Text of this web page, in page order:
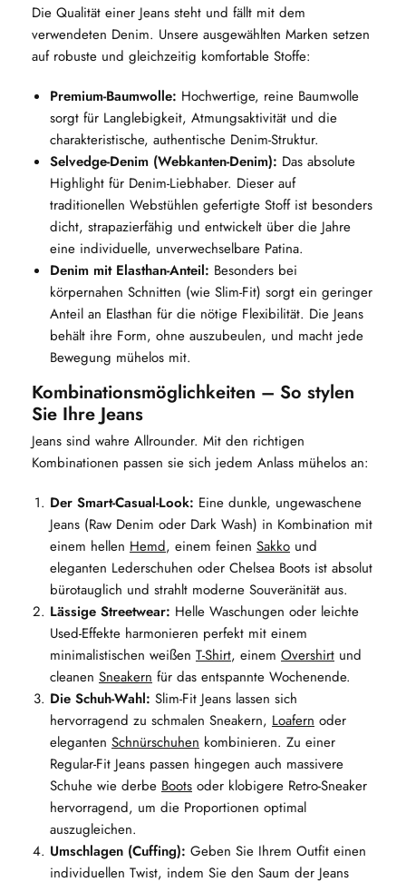
Die Qualität einer Jeans steht und fällt mit dem
verwendeten Denim. Unsere ausgewählten Marken setzen
auf robuste und gleichzeitig komfortable Stoffe:
Premium-Baumwolle: Hochwertige, reine Baumwolle
sorgt für Langlebigkeit, Atmungsaktivität und die
charakteristische, authentische Denim-Struktur.
Selvedge-Denim (Webkanten-Denim): Das absolute
Highlight für Denim-Liebhaber. Dieser auf
traditionellen Webstühlen gefertigte Stoff ist besonders
dicht, strapazierfähig und entwickelt über die Jahre
eine individuelle, unverwechselbare Patina.
Denim mit Elasthan-Anteil: Besonders bei
körpernahen Schnitten (wie Slim-Fit) sorgt ein geringer
Anteil an Elasthan für die nötige Flexibilität. Die Jeans
behält ihre Form, ohne auszubeulen, und macht jede
Bewegung mühelos mit.
Kombinationsmöglichkeiten – So stylen
Sie Ihre Jeans
Jeans sind wahre Allrounder. Mit den richtigen
Kombinationen passen sie sich jedem Anlass mühelos an:
Der Smart-Casual-Look: Eine dunkle, ungewaschene
Jeans (Raw Denim oder Dark Wash) in Kombination mit
einem hellen Hemd, einem feinen Sakko und
eleganten Lederschuhen oder Chelsea Boots ist absolut
bürotauglich und strahlt moderne Souveränität aus.
Lässige Streetwear: Helle Waschungen oder leichte
Used-Effekte harmonieren perfekt mit einem
minimalistischen weißen T-Shirt, einem Overshirt und
cleanen Sneakern für das entspannte Wochenende.
Die Schuh-Wahl: Slim-Fit Jeans lassen sich
hervorragend zu schmalen Sneakern, Loafern oder
eleganten Schnürschuhen kombinieren. Zu einer
Regular-Fit Jeans passen hingegen auch massivere
Schuhe wie derbe Boots oder klobigere Retro-Sneaker
hervorragend, um die Proportionen optimal
auszugleichen.
Umschlagen (Cuffing): Geben Sie Ihrem Outfit einen
individuellen Twist, indem Sie den Saum der Jeans